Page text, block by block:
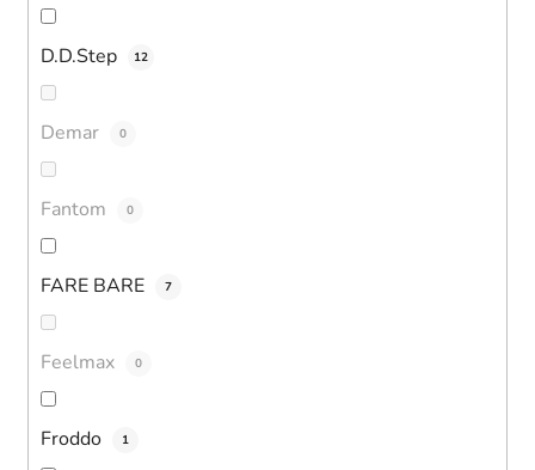
D.D.Step 12
Demar 0
Fantom 0
FARE BARE 7
Feelmax 0
Froddo 1